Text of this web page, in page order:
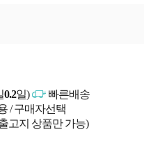
0.2일)
빠른배송
/ 구매자선택
고지 상품만 가능)